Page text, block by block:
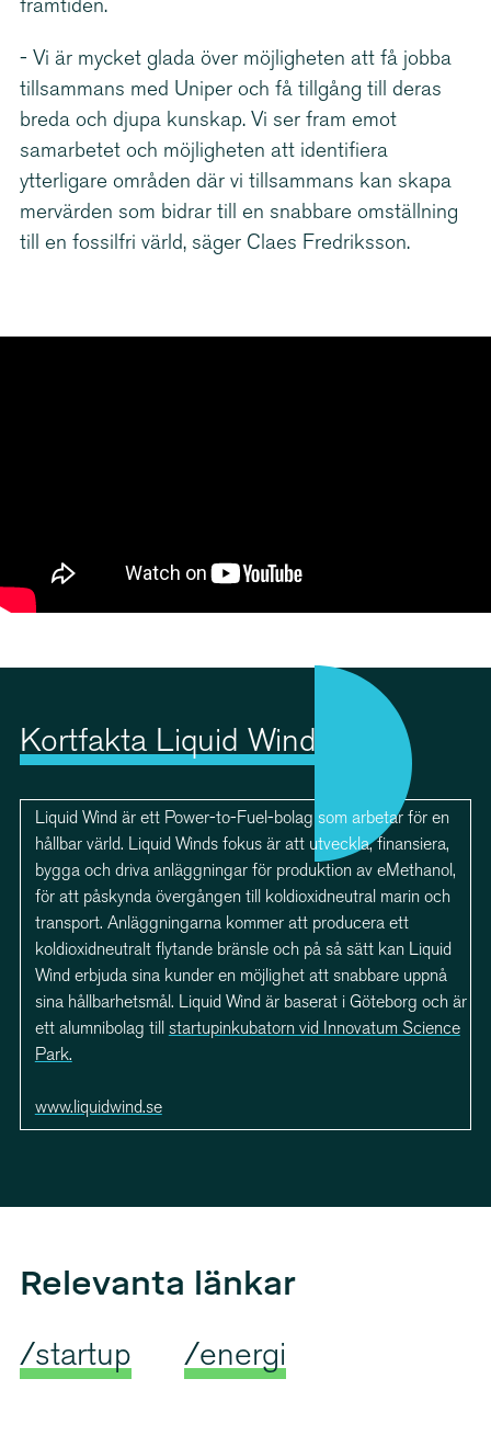
framtiden.
- Vi är mycket glada över möjligheten att få jobba
tillsammans med Uniper och få tillgång till deras
breda och djupa kunskap. Vi ser fram emot
samarbetet och möjligheten att identifiera
ytterligare områden där vi tillsammans kan skapa
mervärden som bidrar till en snabbare omställning
till en fossilfri värld, säger Claes Fredriksson.
Kortfakta Liquid Wind
Liquid Wind är ett Power-to-Fuel-bolag som arbetar för en
hållbar värld. Liquid Winds fokus är att utveckla, finansiera,
bygga och driva anläggningar för produktion av eMethanol,
för att påskynda övergången till koldioxidneutral marin och
transport. Anläggningarna kommer att producera ett
koldioxidneutralt flytande bränsle och på så sätt kan Liquid
Wind erbjuda sina kunder en möjlighet att snabbare uppnå
sina hållbarhetsmål. Liquid Wind är baserat i Göteborg och är
ett alumnibolag till startupinkubatorn vid Innovatum Science
Park.
www.liquidwind.se
Relevanta länkar
/startup /energi